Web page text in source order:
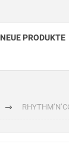
NEUE PRODUKTE